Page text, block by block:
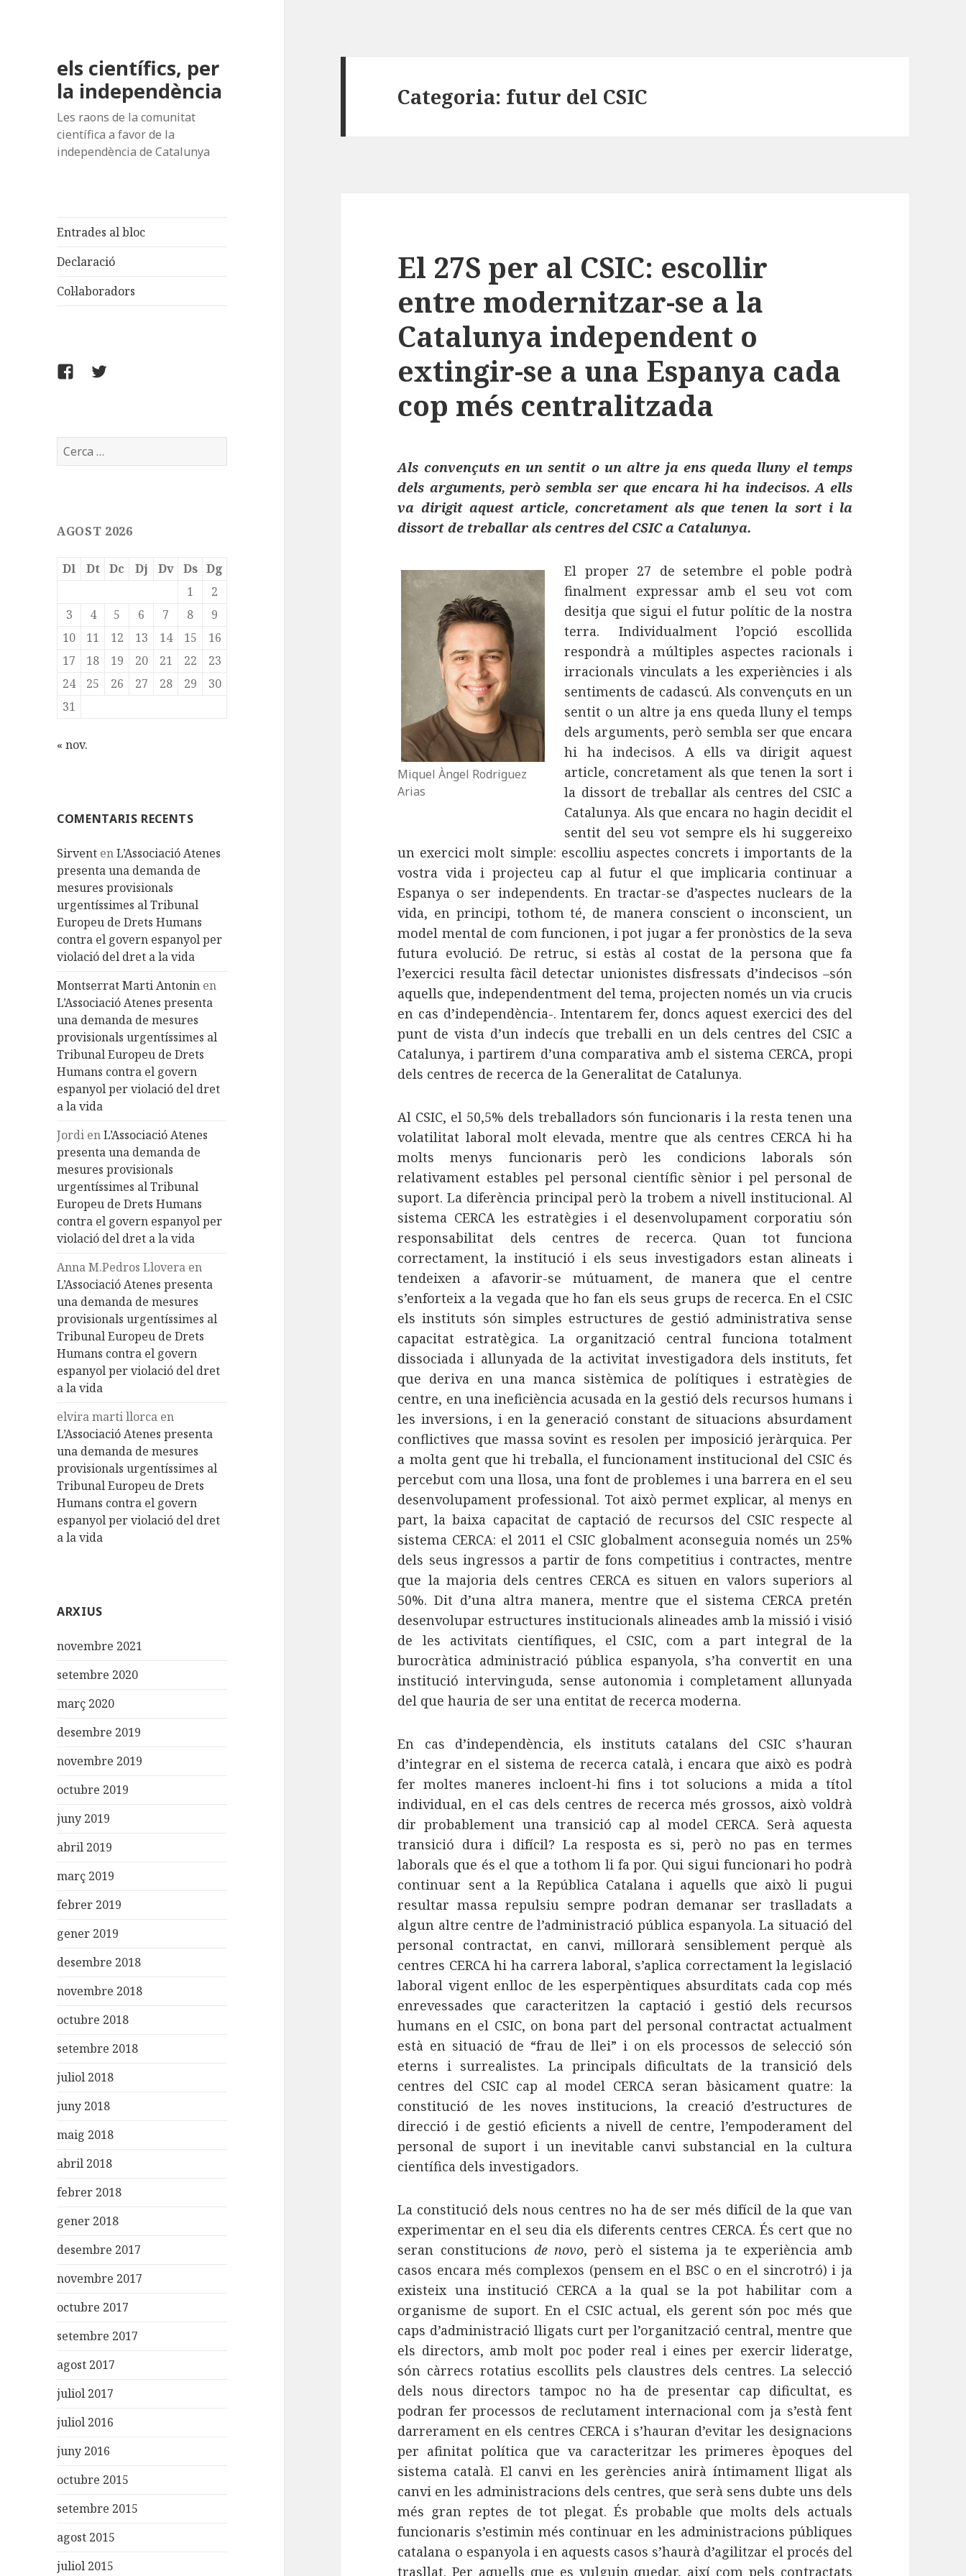
els científics, per
la independència
Les raons de la comunitat
científica a favor de la
independència de Catalunya
Entrades al bloc
Declaració
Col·laboradors
FACEBOOK
TWITTER
Cerca:
AGOST 2026
Dl Dt Dc Dj Dv Ds Dg
1
2
3
4 5 6 7 8
9
10
11 12 13 14 15
16
17
18 19 20 21 22
23
24
25 26 27 28 29
30
31
« nov.
COMENTARIS RECENTS
Sirvent enL’Associació Atenes
presenta una demanda de
mesures provisionals
urgentíssimes al Tribunal
Europeu de Drets Humans
contra el govern espanyol per
violació del dret a la vida
Montserrat Marti Antonin en
L’Associació Atenes presenta
una demanda de mesures
provisionals urgentíssimes al
Tribunal Europeu de Drets
Humans contra el govern
espanyol per violació del dret
a la vida
Jordi enL’Associació Atenes
presenta una demanda de
mesures provisionals
urgentíssimes al Tribunal
Europeu de Drets Humans
contra el govern espanyol per
violació del dret a la vida
Anna M.Pedros Llovera en
L’Associació Atenes presenta
una demanda de mesures
provisionals urgentíssimes al
Tribunal Europeu de Drets
Humans contra el govern
espanyol per violació del dret
a la vida
elvira marti llorca en
L’Associació Atenes presenta
una demanda de mesures
provisionals urgentíssimes al
Tribunal Europeu de Drets
Humans contra el govern
espanyol per violació del dret
a la vida
ARXIUS
novembre 2021
setembre 2020
març 2020
desembre 2019
novembre 2019
octubre 2019
juny 2019
abril 2019
març 2019
febrer 2019
gener 2019
desembre 2018
novembre 2018
octubre 2018
setembre 2018
juliol 2018
juny 2018
maig 2018
abril 2018
febrer 2018
gener 2018
desembre 2017
novembre 2017
octubre 2017
setembre 2017
agost 2017
juliol 2017
juliol 2016
juny 2016
octubre 2015
setembre 2015
agost 2015
juliol 2015
Categoria: futur del CSIC
El 27S per al CSIC: escollir
entre modernitzar-se a la
Catalunya independent o
extingir-se a una Espanya cada
cop més centralitzada
Als convençuts en un sentit o un altre ja ens queda lluny el temps
dels arguments, però sembla ser que encara hi ha indecisos. A ells
va dirigit aquest article, concretament als que tenen la sort i la
dissort de treballar als centres del CSIC a Catalunya.
Miquel Àngel Rodriguez
Arias
El proper 27 de setembre el poble podrà
finalment expressar amb el seu vot com
desitja que sigui el futur polític de la nostra
terra. Individualment l’opció escollida
respondrà a múltiples aspectes racionals i
irracionals vinculats a les experiències i als
sentiments de cadascú. Als convençuts en un
sentit o un altre ja ens queda lluny el temps
dels arguments, però sembla ser que encara
hi ha indecisos. A ells va dirigit aquest
article, concretament als que tenen la sort i
la dissort de treballar als centres del CSIC a
Catalunya. Als que encara no hagin decidit el
sentit del seu vot sempre els hi suggereixo
un exercici molt simple: escolliu aspectes concrets i importants de la
vostra vida i projecteu cap al futur el que implicaria continuar a
Espanya o ser independents. En tractar-se d’aspectes nuclears de la
vida, en principi, tothom té, de manera conscient o inconscient, un
model mental de com funcionen, i pot jugar a fer pronòstics de la seva
futura evolució. De retruc, si estàs al costat de la persona que fa
l’exercici resulta fàcil detectar unionistes disfressats d’indecisos –són
aquells que, independentment del tema, projecten només un via crucis
en cas d’independència-. Intentarem fer, doncs aquest exercici des del
punt de vista d’un indecís que treballi en un dels centres del CSIC a
Catalunya, i partirem d’una comparativa amb el sistema CERCA, propi
dels centres de recerca de la Generalitat de Catalunya.
Al CSIC, el 50,5% dels treballadors són funcionaris i la resta tenen una
volatilitat laboral molt elevada, mentre que als centres CERCA hi ha
molts menys funcionaris però les condicions laborals són
relativament estables pel personal científic sènior i pel personal de
suport. La diferència principal però la trobem a nivell institucional. Al
sistema CERCA les estratègies i el desenvolupament corporatiu són
responsabilitat dels centres de recerca. Quan tot funciona
correctament, la institució i els seus investigadors estan alineats i
tendeixen a afavorir-se mútuament, de manera que el centre
s’enforteix a la vegada que ho fan els seus grups de recerca. En el CSIC
els instituts són simples estructures de gestió administrativa sense
capacitat estratègica. La organització central funciona totalment
dissociada i allunyada de la activitat investigadora dels instituts, fet
que deriva en una manca sistèmica de polítiques i estratègies de
centre, en una ineficiència acusada en la gestió dels recursos humans i
les inversions, i en la generació constant de situacions absurdament
conflictives que massa sovint es resolen per imposició jeràrquica. Per
a molta gent que hi treballa, el funcionament institucional del CSIC és
percebut com una llosa, una font de problemes i una barrera en el seu
desenvolupament professional. Tot això permet explicar, al menys en
part, la baixa capacitat de captació de recursos del CSIC respecte al
sistema CERCA: el 2011 el CSIC globalment aconseguia només un 25%
dels seus ingressos a partir de fons competitius i contractes, mentre
que la majoria dels centres CERCA es situen en valors superiors al
50%. Dit d’una altra manera, mentre que el sistema CERCA pretén
desenvolupar estructures institucionals alineades amb la missió i visió
de les activitats científiques, el CSIC, com a part integral de la
burocràtica administració pública espanyola, s’ha convertit en una
institució intervinguda, sense autonomia i completament allunyada
del que hauria de ser una entitat de recerca moderna.
En cas d’independència, els instituts catalans del CSIC s’hauran
d’integrar en el sistema de recerca català, i encara que això es podrà
fer moltes maneres incloent-hi fins i tot solucions a mida a títol
individual, en el cas dels centres de recerca més grossos, això voldrà
dir probablement una transició cap al model CERCA. Serà aquesta
transició dura i difícil? La resposta es si, però no pas en termes
laborals que és el que a tothom li fa por. Qui sigui funcionari ho podrà
continuar sent a la República Catalana i aquells que això li pugui
resultar massa repulsiu sempre podran demanar ser traslladats a
algun altre centre de l’administració pública espanyola. La situació del
personal contractat, en canvi, millorarà sensiblement perquè als
centres CERCA hi ha carrera laboral, s’aplica correctament la legislació
laboral vigent enlloc de les esperpèntiques absurditats cada cop més
enrevessades que caracteritzen la captació i gestió dels recursos
humans en el CSIC, on bona part del personal contractat actualment
està en situació de “frau de llei” i on els processos de selecció són
eterns i surrealistes. La principals dificultats de la transició dels
centres del CSIC cap al model CERCA seran bàsicament quatre: la
constitució de les noves institucions, la creació d’estructures de
direcció i de gestió eficients a nivell de centre, l’empoderament del
personal de suport i un inevitable canvi substancial en la cultura
científica dels investigadors.
La constitució dels nous centres no ha de ser més difícil de la que van
experimentar en el seu dia els diferents centres CERCA. És cert que no
seran constitucions de novo, però el sistema ja te experiència amb
casos encara més complexos (pensem en el BSC o en el sincrotró) i ja
existeix una institució CERCA a la qual se la pot habilitar com a
organisme de suport. En el CSIC actual, els gerent són poc més que
caps d’administració lligats curt per l’organització central, mentre que
els directors, amb molt poc poder real i eines per exercir lideratge,
són càrrecs rotatius escollits pels claustres dels centres. La selecció
dels nous directors tampoc no ha de presentar cap dificultat, es
podran fer processos de reclutament internacional com ja s’està fent
darrerament en els centres CERCA i s’hauran d’evitar les designacions
per afinitat política que va caracteritzar les primeres èpoques del
sistema català. El canvi en les gerències anirà íntimament lligat als
canvi en les administracions dels centres, que serà sens dubte uns dels
més gran reptes de tot plegat. És probable que molts dels actuals
funcionaris s’estimin més continuar en les administracions públiques
catalana o espanyola i en aquests casos s’haurà d’agilitzar el procés del
trasllat. Per aquells que es vulguin quedar, així com pels contractats